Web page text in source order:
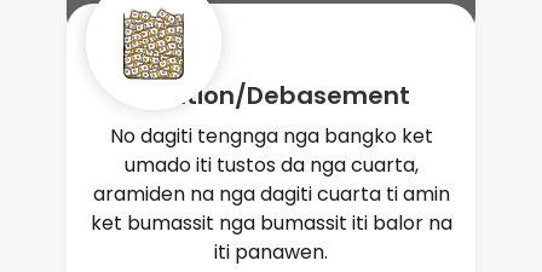
Inflation/Debasement
No dagiti tengnga nga bangko ket
umado iti tustos da nga cuarta,
aramiden na nga dagiti cuarta ti amin
ket bumassit nga bumassit iti balor na
iti panawen.